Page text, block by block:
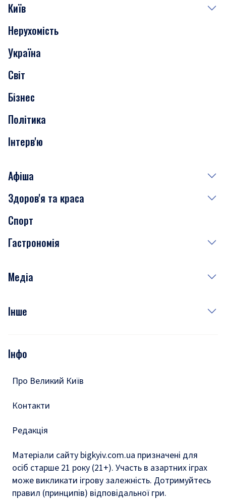
Київ
Події
Скандали
Нерухомість
Транспорт
Нерухомість
Україна
Світ
Бізнес
Політика
Інтерв'ю
Афіша
Сьогодні
Завтра
Субота
Здоров'я та краса
Медицина
Краса
Спорт
Гастрономія
Рецепти
Медіа
Фото
Подкасти
Інше
Тести
Інфо
Про Великий Київ
Контакти
Редакція
Матеріали сайту bigkyiv.com.ua призначені для
осіб старше 21 року (21+). Участь в азартних іграх
може викликати ігрову залежність. Дотримуйтесь
правил (принципів) відповідальної гри.